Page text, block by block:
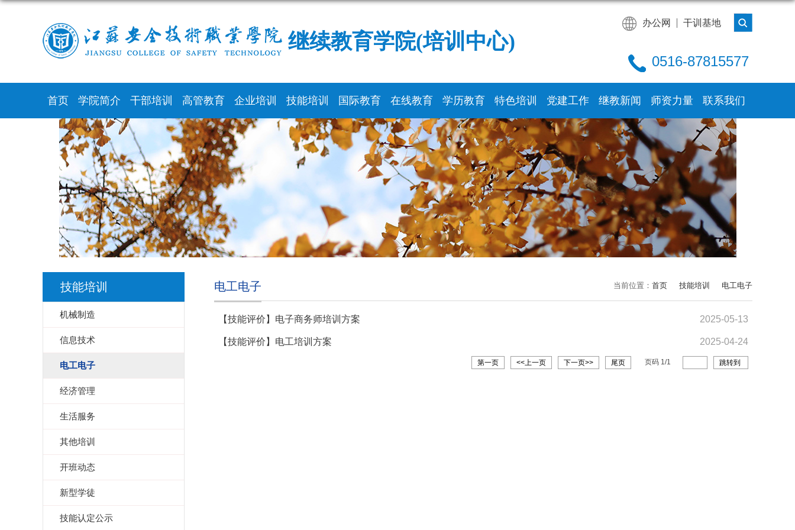
继续教育学院(培训中心)
办公网 干训基地
0516-87815577
首页 学院简介 干部培训 高管教育 企业培训 技能培训 国际教育 在线教育 学历教育 特色培训 党建工作 继教新闻 师资力量 联系我们
技能培训
机械制造
信息技术
电工电子
经济管理
生活服务
其他培训
开班动态
新型学徒
技能认定公示
当前位置： 首页 技能培训 电工电子
电工电子
【技能评价】电子商务师培训方案 2025-05-13
【技能评价】电工培训方案 2025-04-24
第一页 <<上一页 下一页>> 尾页 页码 1/1 跳转到